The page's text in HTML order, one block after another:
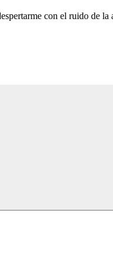
con el ruido de la